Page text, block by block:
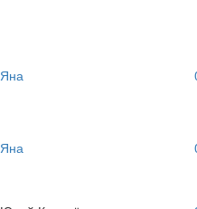
Яна
Яна